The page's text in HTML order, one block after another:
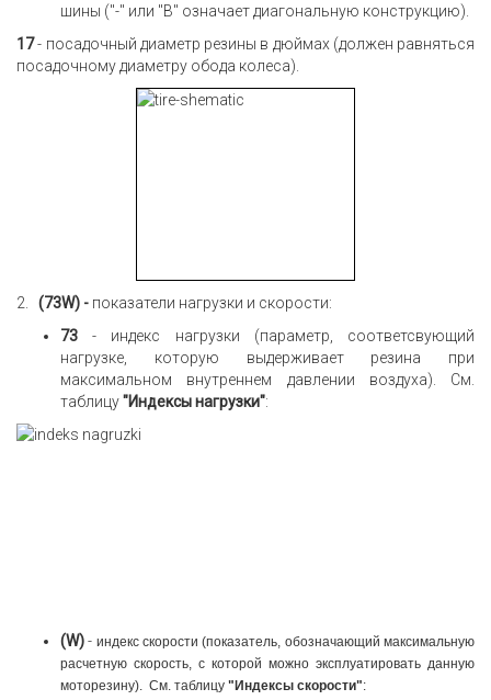
шины ("-" или "B" означает диагональную конструкцию).
17- посадочный диаметр резины в дюймах (должен равняться
посадочному диаметру обода колеса).
2. (73W) - показатели нагрузки и скорости:
73 - индекс нагрузки (параметр, соответсвующий
нагрузке, которую выдерживает резина при
максимальном внутреннем давлении воздуха). См.
таблицу"Индексы нагрузки":
(W)- индекс скорости (показатель, обозначающий максимальную
расчетную скорость, с которой можно эксплуатировать данную
моторезину).
См. таблицу "Индексы скорости":